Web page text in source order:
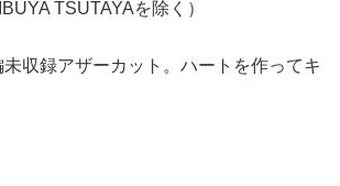
TSUTAYAを除く）
収録アザーカット。ハートを作ってキ